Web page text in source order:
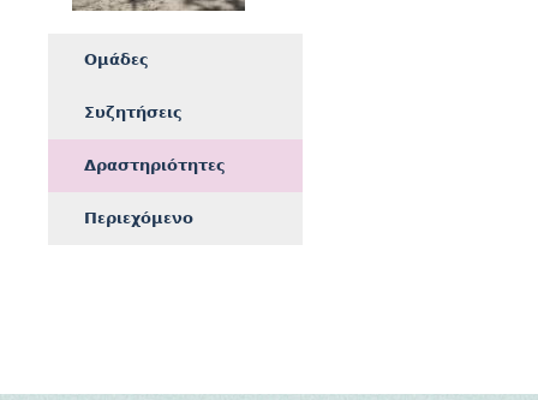
Ομάδες
Συζητήσεις
Δραστηριότητες
Περιεχόμενο